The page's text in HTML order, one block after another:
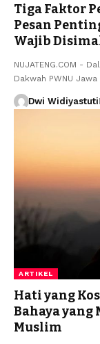
Tiga Faktor
Pesan
Wajib
NUJATENG.COM -
Dakwah PWNU
Dwi Widiyastuti
ARTIKEL
Hati yang
Bahaya
Muslim